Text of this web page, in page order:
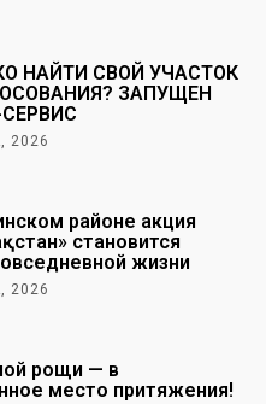
НАЙТИ СВОЙ УЧАСТОК
ЗАПУЩЕН
2026
районе акция
становится
жизни
2026
рощи — в
место притяжения!